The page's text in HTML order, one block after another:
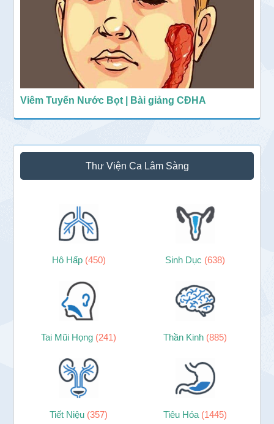
Viêm Tuyến Nước Bọt | Bài giảng CĐHA
Thư Viện Ca Lâm Sàng
Hô Hấp (450) Sinh Dục (638)
Tai Mũi Họng (241) Thần Kinh (885)
Tiết Niệu (357) Tiêu Hóa (1445)